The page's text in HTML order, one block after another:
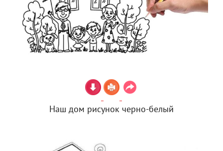
Наш дом рисунок черно-белый